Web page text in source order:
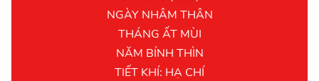
NGÀY NHÂM THÂN
THÁNG ẤT MÙI
NĂM BÍNH THÌN
TIẾT KHÍ: HẠ CHÍ